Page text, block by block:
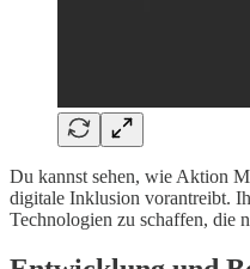
Du kannst sehen, wie Aktion
digitale Inklusion vorantreibt.
Technologien zu schaffen, die